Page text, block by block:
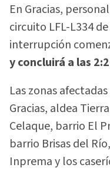
En Gracias,
circuito LFL-L334
interrupción
y concluirá a las
Las zonas
Gracias, aldea
Celaque, barrio El
barrio Brisas del
Inprema y los